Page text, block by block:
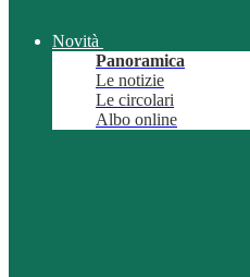
Novità
Panoramica
Le notizie
Le circolari
Albo online